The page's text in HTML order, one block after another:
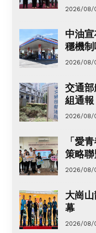
2026/08/
中油
穩機
2026/08/
交通
組通報
2026/08/
「愛
策略
2026/08/
大崗
幕
2026/08/